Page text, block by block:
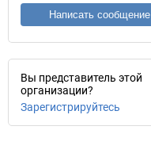
Написать сообщение
Вы представитель этой
организации?
Зарегистрируйтесь